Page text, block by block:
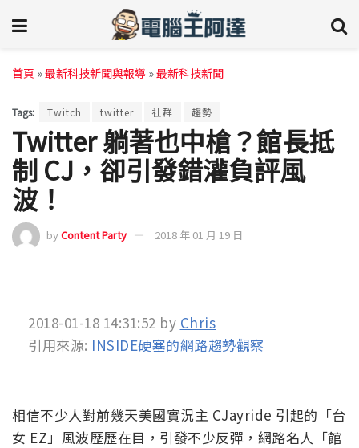
首頁 »最新科技新聞與報導 »最新科技新聞
Tags: Twitch twitter 社群 趨勢
Twitter 躺著也中槍？館長抵
制 CJ，卻引發錯灌負評風
波！
byContent Party 2018 年 01 月 19 日
2018-01-18 14:31:52 by Chris
引用來源: INSIDE硬塞的網路趨勢觀察
相信不少人對前幾天美國實況主 CJayride 引起的「台
女 EZ」風波歷歷在目，引發不少反彈，網路名人「館